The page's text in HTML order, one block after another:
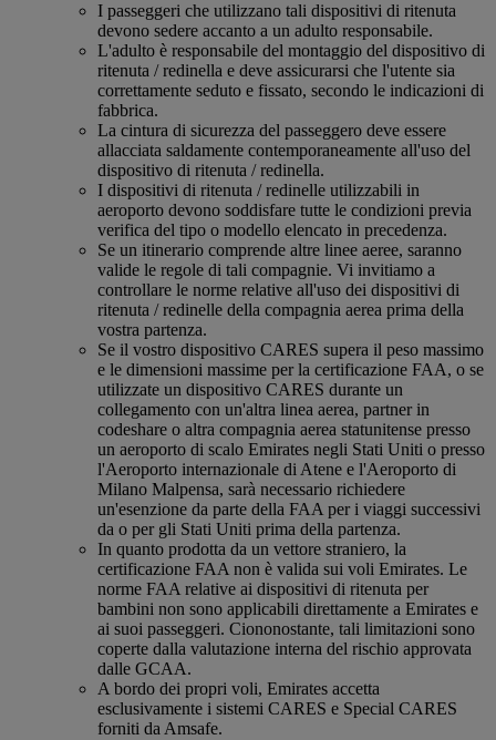
I passeggeri che utilizzano tali dispositivi di ritenuta
devono sedere accanto a un adulto responsabile.
L'adulto è responsabile del montaggio del dispositivo di
ritenuta / redinella e deve assicurarsi che l'utente sia
correttamente seduto e fissato, secondo le indicazioni di
fabbrica.
La cintura di sicurezza del passeggero deve essere
allacciata saldamente contemporaneamente all'uso del
dispositivo di ritenuta / redinella.
I dispositivi di ritenuta / redinelle utilizzabili in
aeroporto devono soddisfare tutte le condizioni previa
verifica del tipo o modello elencato in precedenza.
Se un itinerario comprende altre linee aeree, saranno
valide le regole di tali compagnie. Vi invitiamo a
controllare le norme relative all'uso dei dispositivi di
ritenuta / redinelle della compagnia aerea prima della
vostra partenza.
Se il vostro dispositivo CARES supera il peso massimo
e le dimensioni massime per la certificazione FAA, o se
utilizzate un dispositivo CARES durante un
collegamento con un'altra linea aerea, partner in
codeshare o altra compagnia aerea statunitense presso
un aeroporto di scalo Emirates negli Stati Uniti o presso
l'Aeroporto internazionale di Atene e l'Aeroporto di
Milano Malpensa, sarà necessario richiedere
un'esenzione da parte della FAA per i viaggi successivi
da o per gli Stati Uniti prima della partenza.
In quanto prodotta da un vettore straniero, la
certificazione FAA non è valida sui voli Emirates. Le
norme FAA relative ai dispositivi di ritenuta per
bambini non sono applicabili direttamente a Emirates e
ai suoi passeggeri. Ciononostante, tali limitazioni sono
coperte dalla valutazione interna del rischio approvata
dalle GCAA.
A bordo dei propri voli, Emirates accetta
esclusivamente i sistemi CARES e Special CARES
forniti da Amsafe.